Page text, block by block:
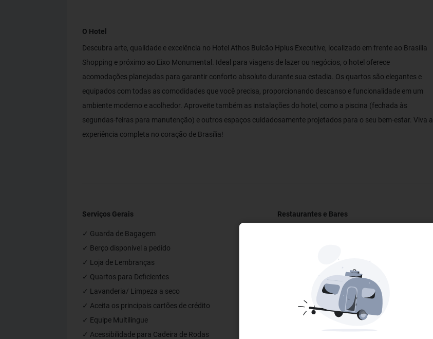
O Hotel
Descubra arte, qualidade e excelência no Hotel Athos Bulcão Hplus Executive, localizado em frente ao Brasília
Shopping e próximo ao Eixo Monumental. Ideal para viagens de lazer ou negócios, o hotel oferece
acomodações planejadas para garantir conforto absoluto durante sua estadia. Os quartos são elegantes e
equipados com todas as comodidades que você precisa, proporcionando descanso e funcionalidade em um
ambiente moderno e acolhedor. Aproveite também as instalações do hotel, como a piscina (fechada às
segundas-feiras para manutenção) e outros espaços cuidadosamente projetados para o seu bem-estar. Viva a
experiência completa no coração de Brasília!
Serviços Gerais
✓ Guarda de Bagagem
✓ Berço disponivel a pedido
✓ Loja de Lembranças
✓ Quartos para Deficientes
✓ Lavanderia/ Limpeza a seco
✓ Aceita os principais cartões de crédito
✓ Equipe Multilíngue
✓ Acessibilidade para Cadeira de Rodas
Restaurantes e Bares